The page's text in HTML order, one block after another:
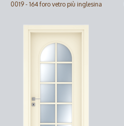
0019 - 164 foro vetro più inglesina